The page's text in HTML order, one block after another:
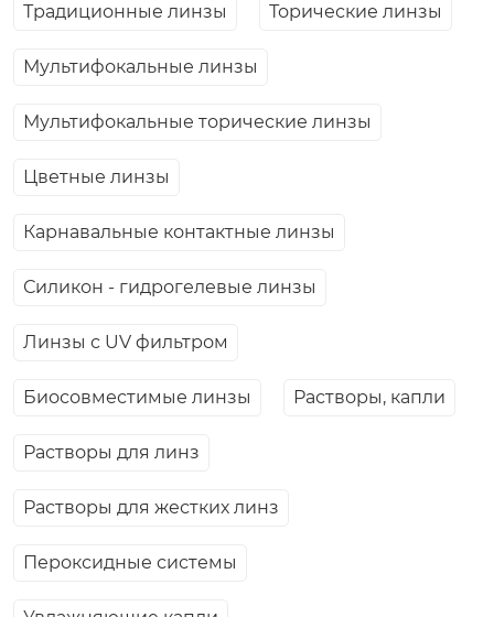
Традиционные линзы Торические линзы
Мультифокальные линзы
Мультифокальные торические линзы
Цветные линзы
Карнавальные контактные линзы
Силикон - гидрогелевые линзы
Линзы с UV фильтром
Биосовместимые линзы Растворы, капли
Растворы для линз
Растворы для жестких линз
Пероксидные системы